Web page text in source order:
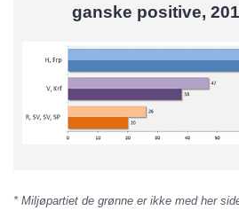
ganske positive,
* Miljøpartiet de grønne er ikke med her